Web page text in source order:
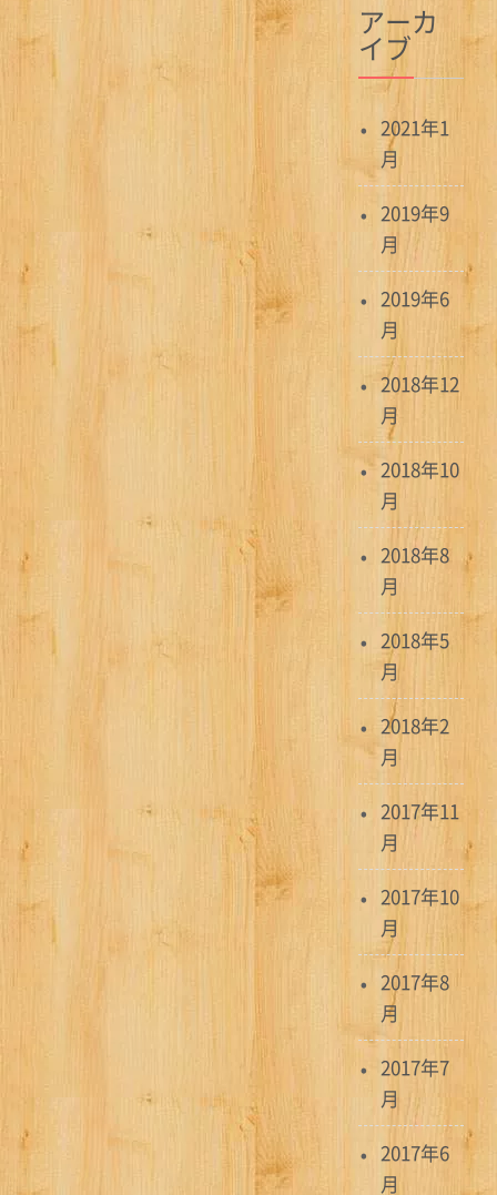
アーカ
イブ
2021年1
月
2019年9
月
2019年6
月
2018年12
月
2018年10
月
2018年8
月
2018年5
月
2018年2
月
2017年11
月
2017年10
月
2017年8
月
2017年7
月
2017年6
月